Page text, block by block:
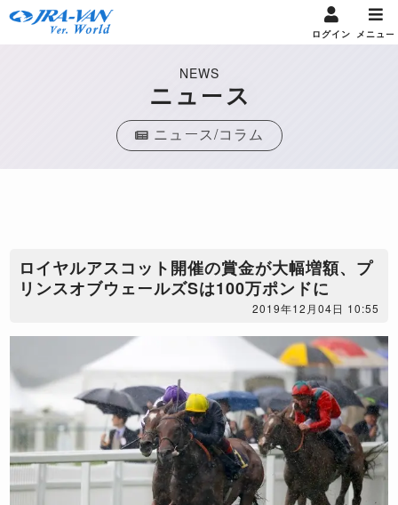
ログイン メニュー
NEWS
ニュース
ニュース/コラム
ロイヤルアスコット開催の賞金が大幅増額、プ
リンスオブウェールズSは100万ポンドに
2019年12月04日 10:55